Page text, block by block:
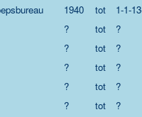
1940 tot
1-1-
? tot
?
? tot
?
? tot
?
? tot
?
? tot
?